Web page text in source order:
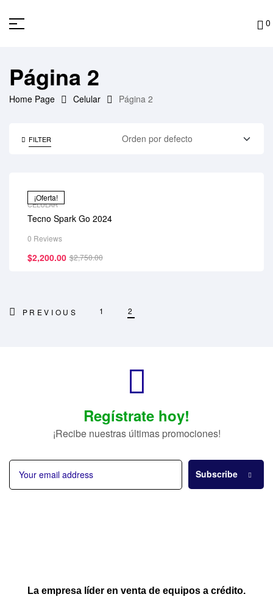
0
Página 2
Home Page Celular Página 2
FILTER
¡Oferta!
CELULAR
Tecno Spark Go 2024
0 Reviews
$2,750.00
$2,200.00
PREVIOUS 1 2
Regístrate hoy!
¡Recibe nuestras últimas promociones!
Subscribe
La empresa líder en venta de equipos a crédito.